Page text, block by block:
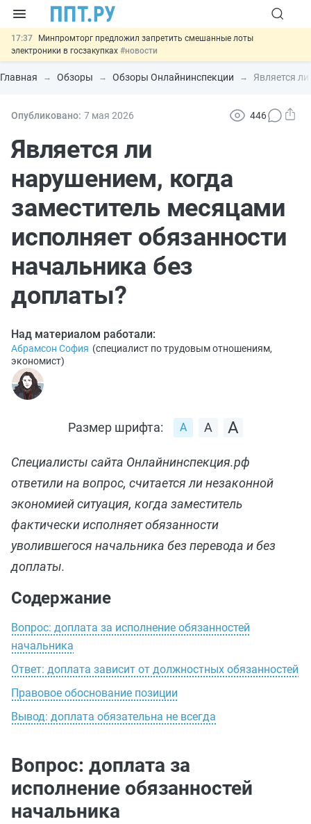
17:37
Минпромторг предложил запретить смешанные лоты
электроники в госзакупках #новости
17:13 Подписан указ об отмене спецрежима для вкладов физлиц из
недружественных стран
#новости
15:51 МВД запускает автоматическое аннулирование патента
13:48
банковской гарантией#новости
Главная Обзоры Обзоры Онлайнинспекции Является
Опубликовано: 7 мая 2026 446
Является ли
нарушением, когда
заместитель месяцами
исполняет обязанности
начальника без
доплаты?
Над материалом работали:
Абрамсон София (специалист по трудовым отношениям,
экономист)
Размер шрифта:
Специалисты сайта Онлайнинспекция.рф
ответили на вопрос, считается ли незаконной
экономией ситуация, когда заместитель
фактически исполняет обязанности
уволившегося начальника без перевода и без
доплаты.
Содержание
Вопрос: доплата за исполнение обязанностей
начальника
Ответ: доплата зависит от должностных обязанностей
Правовое обоснование позиции
Вывод: доплата обязательна не всегда
Вопрос: доплата за
исполнение обязанностей
начальника